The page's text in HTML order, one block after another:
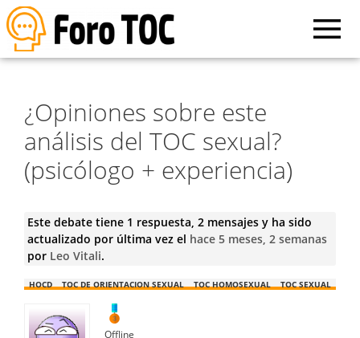
¿Opiniones sobre este
análisis del TOC sexual?
(psicólogo + experiencia)
Este debate tiene 1 respuesta, 2 mensajes y ha sido
actualizado por última vez el hace 5 meses, 2 semanas
por Leo Vitali.
HOCD TOC DE ORIENTACION SEXUAL TOC HOMOSEXUAL TOC SEXUAL
Offline